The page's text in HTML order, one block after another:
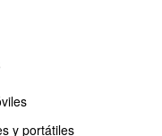
y portátiles